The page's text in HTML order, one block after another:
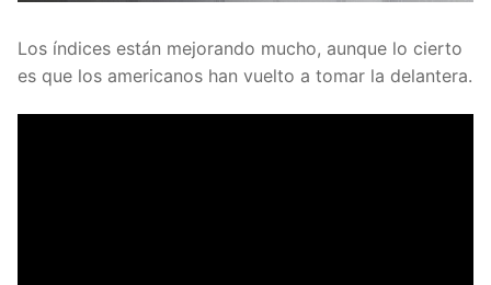
Los índices están mejorando mucho, aunque lo cierto
es que los americanos han vuelto a tomar la delantera.